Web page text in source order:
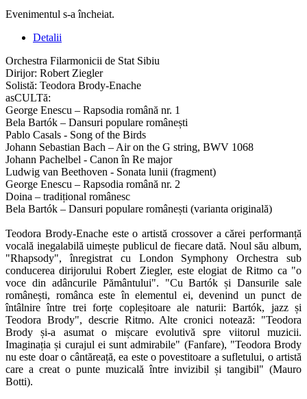
Evenimentul s-a încheiat.
Detalii
Orchestra Filarmonicii de Stat Sibiu
Dirijor: Robert Ziegler
Solistă: Teodora Brody-Enache
asCULTă:
George Enescu – Rapsodia română nr. 1
Bela Bartók – Dansuri populare românești
Pablo Casals - Song of the Birds
Johann Sebastian Bach – Air on the G string, BWV 1068
Johann Pachelbel - Canon în Re major
Ludwig van Beethoven - Sonata lunii (fragment)
George Enescu – Rapsodia română nr. 2
Doina – tradițional românesc
Bela Bartók – Dansuri populare românești (varianta originală)
Teodora Brody-Enache este o artistă crossover a cărei performanță
vocală inegalabilă uimește publicul de fiecare dată. Noul său album,
"Rhapsody", înregistrat cu London Symphony Orchestra sub
conducerea dirijorului Robert Ziegler, este elogiat de Ritmo ca "o
voce din adâncurile Pământului". "Cu Bartók și Dansurile sale
românești, românca este în elementul ei, devenind un punct de
întâlnire între trei forțe copleșitoare ale naturii: Bartók, jazz și
Teodora Brody", descrie Ritmo. Alte cronici notează: "Teodora
Brody și-a asumat o mișcare evolutivă spre viitorul muzicii.
Imaginația și curajul ei sunt admirabile" (Fanfare), "Teodora Brody
nu este doar o cântăreață, ea este o povestitoare a sufletului, o artistă
care a creat o punte muzicală între invizibil și tangibil" (Mauro
Botti).